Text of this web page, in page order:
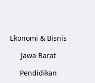
Ekonomi & Bisnis
Jawa Barat
Pendidikan